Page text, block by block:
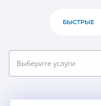
БЫСТРЫЕ
Выберите услуги